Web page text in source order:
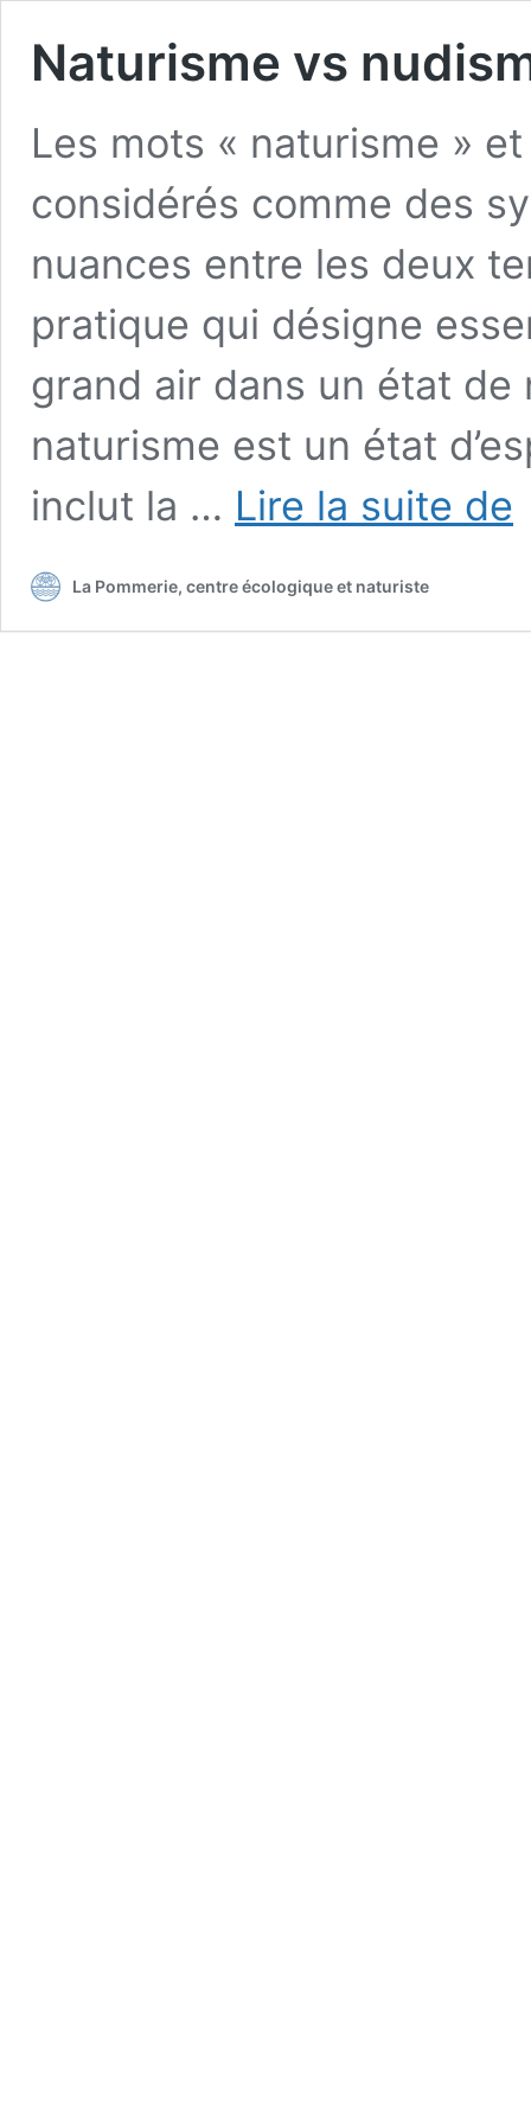
Naturisme vs
Les mots « naturisme »
considérés comme des
nuances entre les deux
pratique qui désigne
grand air dans un état
naturisme est un état
inclut la … Lire la suite de
La Pommerie, centre écologique et naturiste